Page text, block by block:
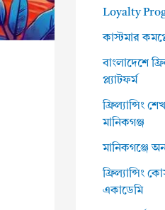
Loyalty
কাস্টমার
বাংলাদেশে
প্ল্যাটফর্ম
ফ্রিল্যান্সিং
মানিকগঞ্জ
মানিকগঞ্জে
ফ্রিল্যান্সিং
একাডেমি